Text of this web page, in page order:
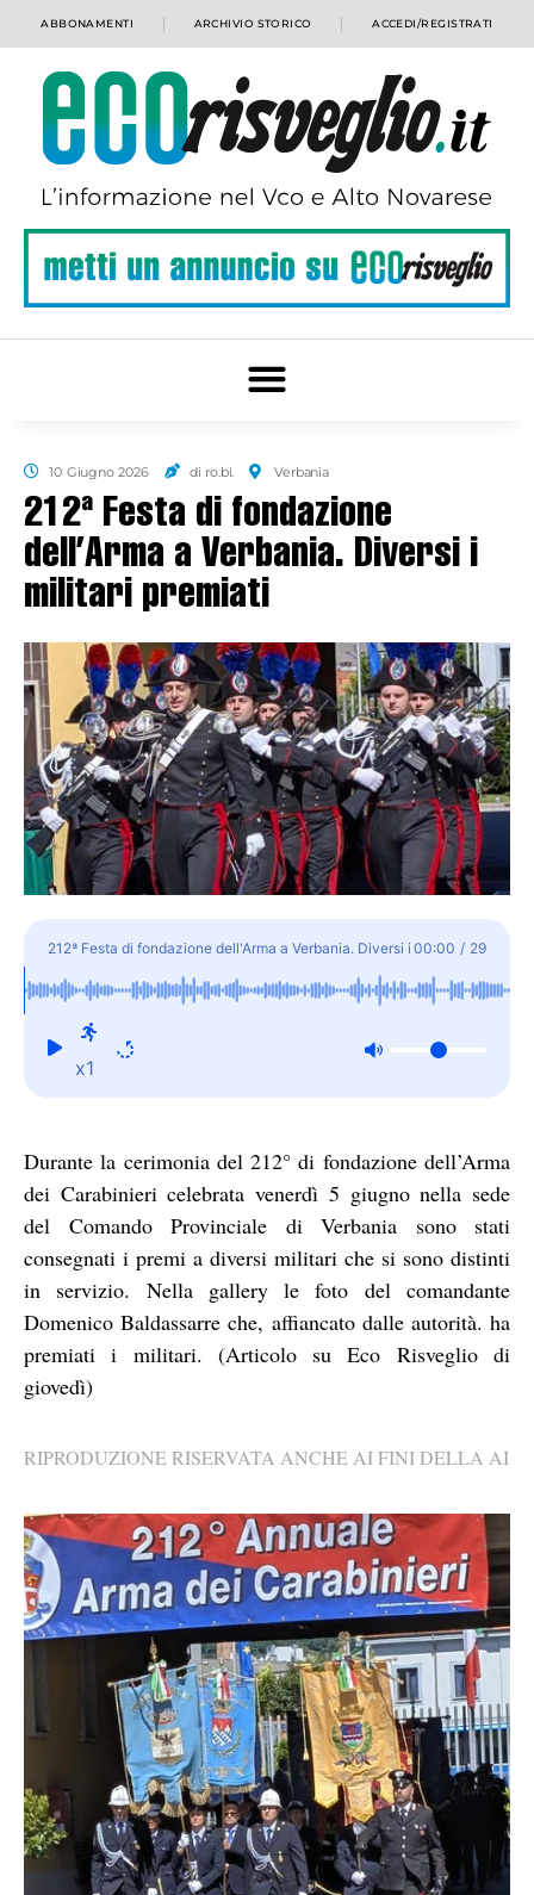
ABBONAMENTI ARCHIVIO STORICO ACCEDI/REGISTRATI
10 Giugno 2026 di ro.bi. Verbania
212ª Festa di fondazione
dell’Arma a Verbania. Diversi i
militari premiati
212ª Festa di fondazione dell'Arma a Verbania. Diversi i
militari premiati
00:00 / 29
x1
Durante la cerimonia del 212° di fondazione dell’Arma
dei Carabinieri celebrata venerdì 5 giugno nella sede
del Comando Provinciale di Verbania sono stati
consegnati i premi a diversi militari che si sono distinti
in servizio. Nella gallery le foto del comandante
Domenico Baldassarre che, affiancato dalle autorità. ha
premiati i militari. (Articolo su Eco Risveglio di
giovedì)
RIPRODUZIONE RISERVATA ANCHE AI FINI DELLA AI